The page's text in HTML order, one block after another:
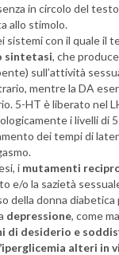
in circolo del
allo stimolo.
sistemi con il quale il
sintetasi, che
sull’attività
mentre la DA
5-HT è liberato nel
i livelli di
dei tempi di
i mutamenti
e/o la sazietà
della donna
depressione, come
di desiderio e
alteri in